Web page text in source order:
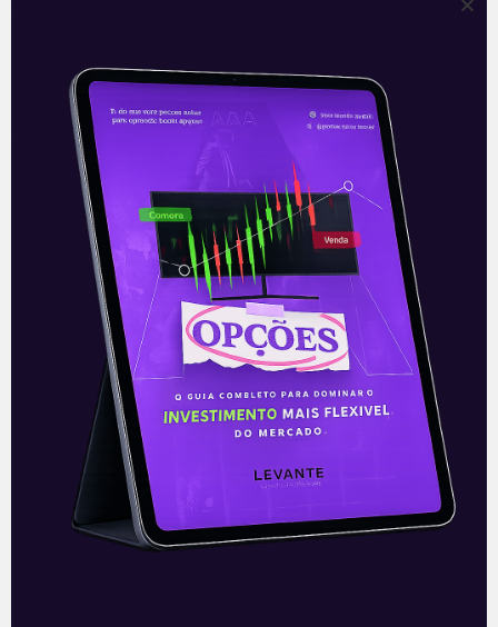
Eleições legislativas: números
e tendências | Política sem
Aspas
Na próxima segunda-feira (01/02),
deputados e senadores vão se reunir nas
suas respectivas Casas Legislativas para
eleger os dois próximos presidentes do
Legislativo, para comandar
Leia mais
29/01/2021